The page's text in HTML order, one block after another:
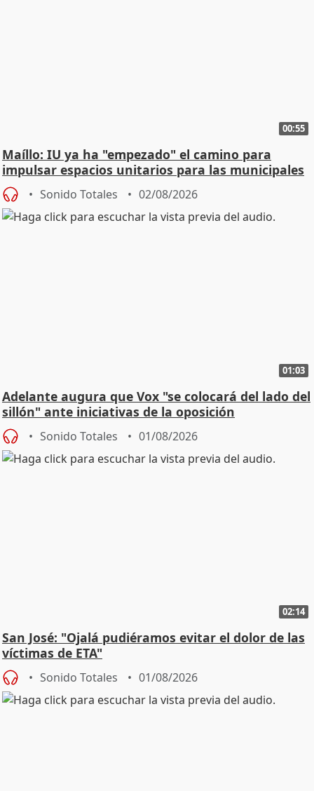
00:55
Maíllo: IU ya ha "empezado" el camino para
impulsar espacios unitarios para las municipales
Sonido Totales 02/08/2026
01:03
Adelante augura que Vox "se colocará del lado del
sillón" ante iniciativas de la oposición
Sonido Totales 01/08/2026
02:14
San José: "Ojalá pudiéramos evitar el dolor de las
víctimas de ETA"
Sonido Totales 01/08/2026